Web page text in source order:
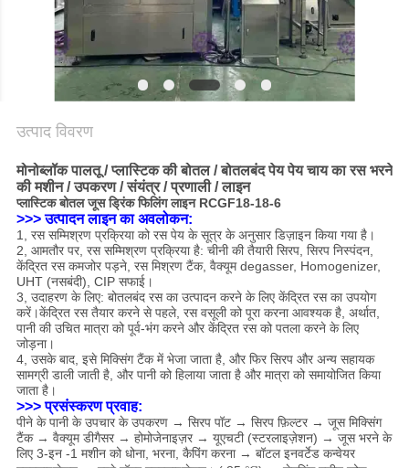
उत्पाद विवरण
मोनोब्लॉक पालतू / प्लास्टिक की बोतल / बोतलबंद पेय पेय चाय का रस भरने
की मशीन / उपकरण / संयंत्र / प्रणाली / लाइन
प्लास्टिक बोतल जूस ड्रिंक फिलिंग लाइन RCGF18-18-6
>>> उत्पादन लाइन का अवलोकन:
1, रस सम्मिश्रण प्रक्रिया को रस पेय के सूत्र के अनुसार डिज़ाइन किया गया है।
2, आमतौर पर, रस सम्मिश्रण प्रक्रिया है: चीनी की तैयारी सिरप, सिरप निस्पंदन,
केंद्रित रस कमजोर पड़ने, रस मिश्रण टैंक, वैक्यूम degasser, Homogenizer,
UHT (नसबंदी), CIP सफाई।
3, उदाहरण के लिए: बोतलबंद रस का उत्पादन करने के लिए केंद्रित रस का उपयोग
करें।केंद्रित रस तैयार करने से पहले, रस वसूली को पूरा करना आवश्यक है, अर्थात,
पानी की उचित मात्रा को पूर्व-भंग करने और केंद्रित रस को पतला करने के लिए
जोड़ना।
4, उसके बाद, इसे मिक्सिंग टैंक में भेजा जाता है, और फिर सिरप और अन्य सहायक
सामग्री डाली जाती है, और पानी को हिलाया जाता है और मात्रा को समायोजित किया
जाता है।
>>> प्रसंस्करण प्रवाह:
पीने के पानी के उपचार के उपकरण → सिरप पॉट → सिरप फ़िल्टर → जूस मिक्सिंग
टैंक → वैक्यूम डीगैसर → होमोजेनाइज़र → यूएचटी (स्टरलाइज़ेशन) → जूस भरने के
लिए 3-इन -1 मशीन को धोना, भरना, कैपिंग करना → बॉटल इनवर्टेड कन्वेयर